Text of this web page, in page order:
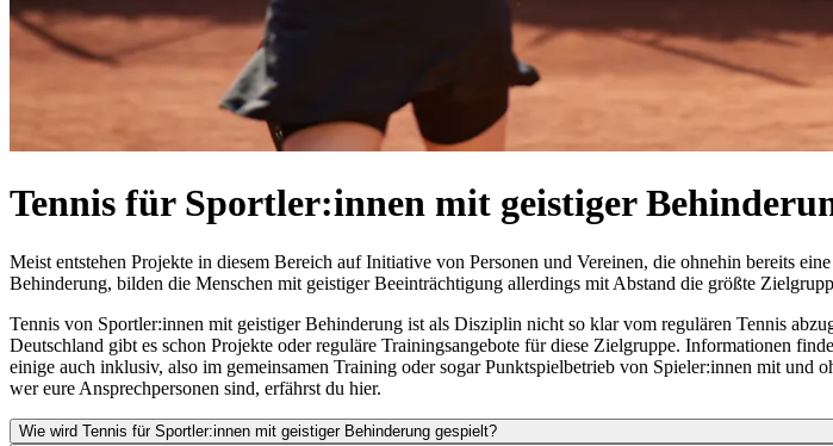
Tennis für Sportler:innen mit geistiger
Meist entstehen Projekte in diesem Bereich auf Initiative von Personen und Vereinen, die ohnehin bereits
Behinderung, bilden die Menschen mit geistiger Beeinträchtigung allerdings mit Abstand die größte
Tennis von Sportler:innen mit geistiger Behinderung ist als Disziplin nicht so klar vom regulären Tennis
Deutschland gibt es schon Projekte oder reguläre Trainingsangebote für diese Zielgruppe. Informationen
einige auch inklusiv, also im gemeinsamen Training oder sogar Punktspielbetrieb von Spieler:innen mit
wer eure Ansprechpersonen sind, erfährst du hier.
Wie wird Tennis für Sportler:innen mit geistiger Behinderung gespielt?